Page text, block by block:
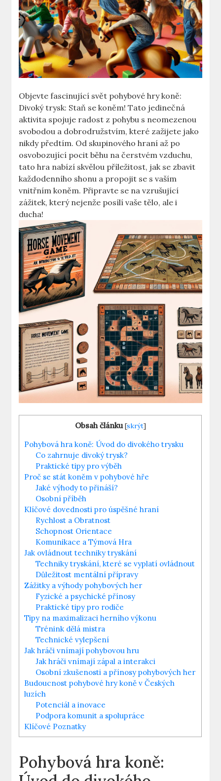
Objevte fascinující svět pohybové hry koně:
Divoký trysk: Staň se koněm! Tato jedinečná
aktivita spojuje radost z pohybu s neomezenou
svobodou a dobrodružstvím, které zažijete jako
nikdy předtím. Od skupinového hraní až po
osvobozující pocit běhu na čerstvém vzduchu,
tato hra nabízí skvělou příležitost, jak se zbavit
každodenního shonu a propojit se s vaším
vnitřním koněm. Připravte se na vzrušující
zážitek, který nejenže posílí vaše tělo, ale i
ducha!
Obsah článku [skrýt]
Pohybová hra koně: Úvod do divokého trysku
Co zahrnuje divoký trysk?
Praktické tipy pro výběh
Proč se stát koněm v pohybové hře
Jaké výhody to přináší?
Osobní příběh
Klíčové dovednosti pro úspěšné hraní
Rychlost a Obratnost
Schopnost Orientace
Komunikace a Týmová Hra
Jak ovládnout techniky tryskání
Techniky tryskání, které se vyplatí ovládnout
Důležitost mentální přípravy
Zážitky a výhody pohybových her
Fyzické a psychické přínosy
Praktické tipy pro rodiče
Tipy na maximalizaci herního výkonu
Trénink dělá mistra
Technické vylepšení
Jak hráči vnímají pohybovou hru
Jak hráči vnímají zápal a interakci
Osobní zkušenosti a přínosy pohybových her
Budoucnost pohybové hry koně v Českých
luzích
Potenciál a inovace
Podpora komunit a spolupráce
Klíčové Poznatky
Pohybová hra koně: